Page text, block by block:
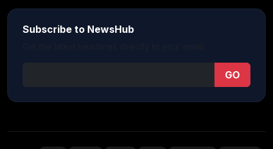
Subscribe to NewsHub
GO